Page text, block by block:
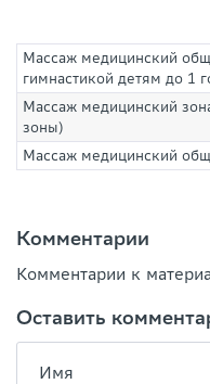
Массаж медицинский
гимнастикой детям до 1
Массаж медицинский
зоны)
Массаж медицинский
Комментарии
Комментарии к
Оставить
Имя